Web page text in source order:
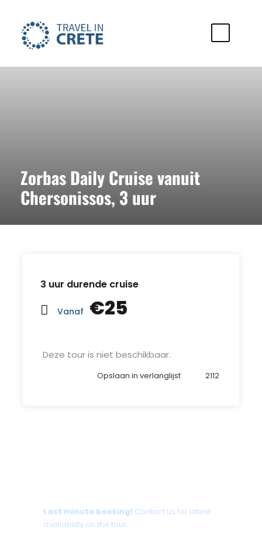
Zorbas Daily Cruise vanuit
Chersonissos, 3 uur
3 uur durende cruise
Vanaf €25
Deze tour is niet beschikbaar.
Opslaan in verlanglijst 2112
Last minute booking! Contact us for latest
availability on the tour.